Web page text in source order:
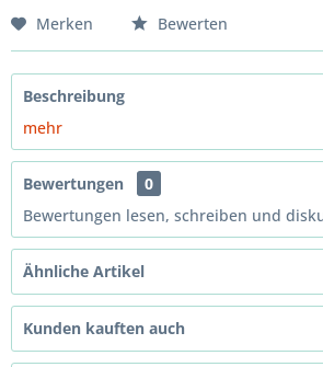
Merken Bewerten
Beschreibung
mehr
Bewertungen
0
Bewertungen lesen, schreiben und
Ähnliche Artikel
Kunden kauften auch